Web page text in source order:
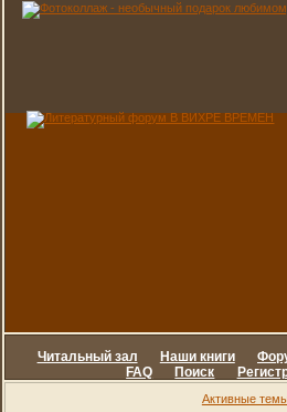
Читальный зал Наши книги
FAQ
Поиск
Активные